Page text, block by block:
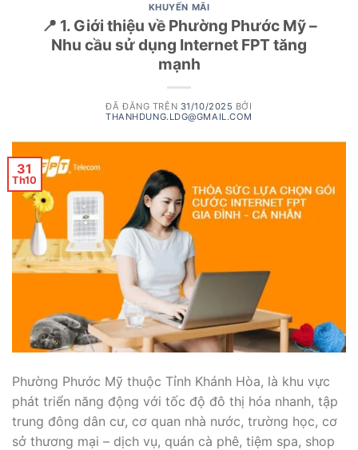
KHUYẾN MÃI
📍 1. Giới thiệu về Phường Phước Mỹ –
Nhu cầu sử dụng Internet FPT tăng
mạnh
ĐÃ ĐĂNG TRÊN 31/10/2025 BỞI
THANHDUNG.LDG@GMAIL.COM
31
Th10
Phường Phước Mỹ thuộc Tỉnh Khánh Hòa, là khu vực
phát triển năng động với tốc độ đô thị hóa nhanh, tập
trung đông dân cư, cơ quan nhà nước, trường học, cơ
sở thương mại – dịch vụ, quán cà phê, tiệm spa, shop